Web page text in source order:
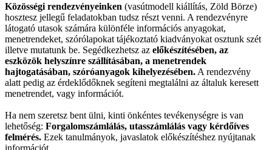
Közösségi rendezvényeinken (vasútmodell kiállítás, Zöld Börze)
hosztesz jellegű feladatokban tudsz részt venni. A rendezvényre
látogató utasok számára különféle információs anyagokat,
menetrendeket, szórólapokat tájékoztató kiadványokat osztunk szét
illetve mutatunk be. Segédkezhetsz az előkészítésében, az
eszközök helyszínre szállításában, a menetrendek
hajtogatásában, szóróanyagok kihelyezésében. A rendezvény
alatt pedig az érdeklődőknek segíteni megtalálni az általuk keresett
menetrendet, vagy információt.
Ha nem szeretsz bent ülni, kinti önkéntes tevékenységre is van
lehetőség: Forgalomszámlálás, utasszámlálás vagy kérdőíves
felmérés. Ezek tanulmányok, javaslatok előkészítéshez nyújtanak
információt.